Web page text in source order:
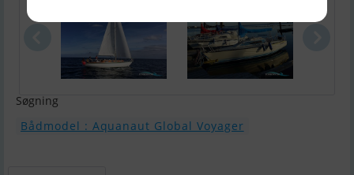
Søgning
Bådmodel : Aquanaut Global Voyager